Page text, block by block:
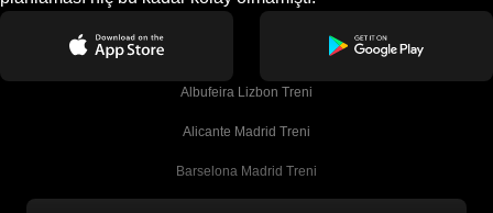
Albufeira Lizbon Treni
Alicante Madrid Treni
Barselona Madrid Treni